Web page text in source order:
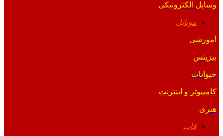
وسایل الکترونیکی
موبایل
آموزشی
بیزینس
حیوانات
کامپیوتر و اینترنت
هنری
قاب